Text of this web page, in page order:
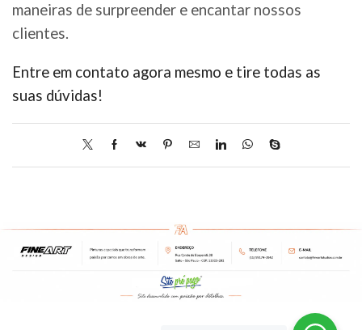
maneiras de surpreender e encantar nossos
clientes.
Entre em contato agora mesmo e tire todas as
suas dúvidas!